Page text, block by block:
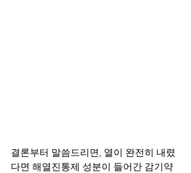
결론부터 말씀드리면, 열이 완전히 내렸
다면 해열진통제 성분이 들어간 감기약